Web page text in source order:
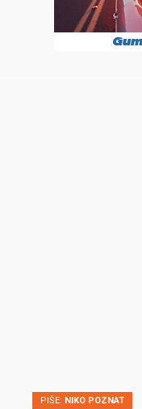
PIŠE: NIKO POZNAT